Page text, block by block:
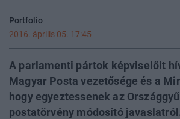
Portfolio
2016. április 05. 17:45
A parlamenti pártok képviselőit
Magyar Posta vezetősége és a
hogy egyeztessenek az
postatörvény módosító